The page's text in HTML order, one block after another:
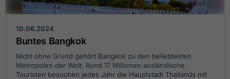
10.06.2024
Buntes Bangkok
Nicht ohne Grund gehört Bangkok zu den beliebtesten
Metropolen der Welt. Rund 17 Millionen ausländische
Touristen besuchen jedes Jahr die Hauptstadt Thailands mit